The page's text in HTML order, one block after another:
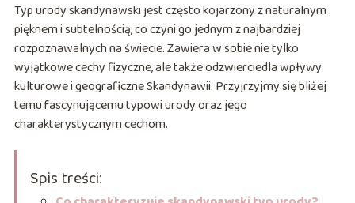
Typ urody skandynawski jest często kojarzony z naturalnym
pięknem i subtelnością, co czyni go jednym z najbardziej
rozpoznawalnych na świecie. Zawiera w sobie nie tylko
wyjątkowe cechy fizyczne, ale także odzwierciedla wpływy
kulturowe i geograficzne Skandynawii. Przyjrzyjmy się bliżej
temu fascynującemu typowi urody oraz jego
charakterystycznym cechom.
Spis treści: